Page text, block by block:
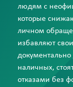
людям с
которые
личном
избавляют
документально
наличных,
отказами без